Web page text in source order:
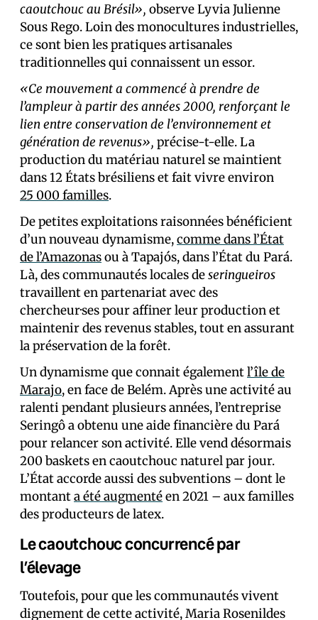
caoutchouc au Brésil», observe Lyvia Julienne
Sous Rego. Loin des monocultures industrielles,
ce sont bien les pratiques artisanales
traditionnelles qui connaissent un essor.
«Ce mouvement a commencé à prendre de
l’ampleur à partir des années 2000, renforçant le
lien entre conservation de l’environnement et
génération de revenus», précise-t-elle. La
production du matériau naturel se maintient
dans 12 États brésiliens et fait vivre environ
25 000 familles.
De petites exploitations raisonnées bénéficient
d’un nouveau dynamisme,comme dans l’État
de l’Amazonasou à Tapajós, dans l’État du Pará.
Là, des communautés locales deseringueiros
travaillent en partenariat avec des
chercheur·ses pour affiner leur production et
maintenir des revenus stables, tout en assurant
la préservation de la forêt.
Un dynamisme que connait égalementl’île de
Marajo, en face de Belém. Après une activité au
ralenti pendant plusieurs années, l’entreprise
Seringô a obtenu une aide financière du Pará
pour relancer son activité. Elle vend désormais
200 baskets en caoutchouc naturel par jour.
L’État accorde aussi des subventions – dont le
montanta été augmentéen 2021 – aux familles
des producteurs de latex.
Le caoutchouc concurrencé par
l’élevage
Toutefois, pour que les communautés vivent
dignement de cette activité, Maria Rosenildes